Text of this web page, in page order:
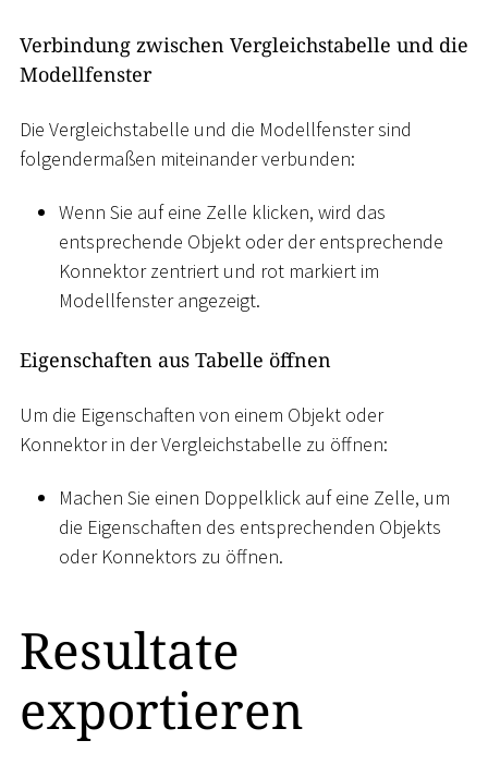
Verbindung zwischen Vergleichstabelle und die
Modellfenster
Die Vergleichstabelle und die Modellfenster sind
folgendermaßen miteinander verbunden:
Wenn Sie auf eine Zelle klicken, wird das
entsprechende Objekt oder der entsprechende
Konnektor zentriert und rot markiert im
Modellfenster angezeigt.
Eigenschaften aus Tabelle öffnen
Um die Eigenschaften von einem Objekt oder
Konnektor in der Vergleichstabelle zu öffnen:
Machen Sie einen Doppelklick auf eine Zelle, um
die Eigenschaften des entsprechenden Objekts
oder Konnektors zu öffnen.
Resultate
exportieren